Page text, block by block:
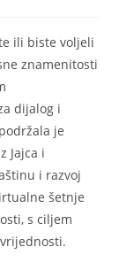
ili biste voljeli
znamenitosti
dijalog i
je
Jajca i
i razvoj
šetnje
s ciljem